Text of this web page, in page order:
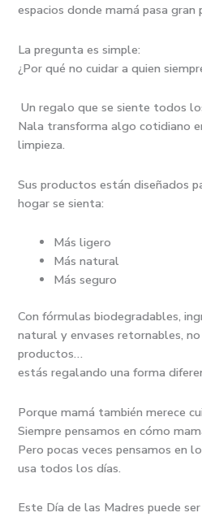
espacios donde mamá pasa
La pregunta es simple:
¿Por qué no cuidar a quien
Un regalo que se siente todos
Nala transforma algo cotidiano
limpieza.
Sus productos están diseñados
hogar se sienta:
Más ligero
Más natural
Más seguro
Con fórmulas biodegradables,
natural y envases retornables,
productos…
estás regalando una forma
Porque mamá también merece
Siempre pensamos en cómo
Pero pocas veces pensamos en
usa todos los días.
Este Día de las Madres puede